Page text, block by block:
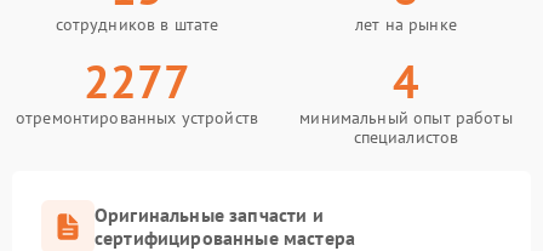
сотрудников в штате лет на рынке
2277
отремонтированных устройств
4
минимальный опыт работы
специалистов
Оригинальные запчасти и
сертифицированные мастера